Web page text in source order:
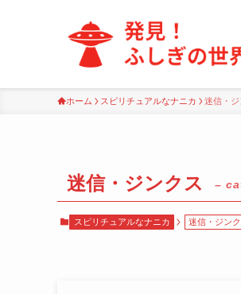
ホーム スピリチュアルなナニカ 迷信・ジ
迷信・ジンクス –
スピリチュアルなナニカ 迷信・ジンク